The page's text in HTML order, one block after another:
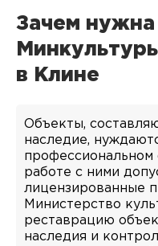
Зачем нужна
в Клине
Объекты,
наследие,
работе с ними
лицензированные
Министерство
реставрацию
наследия и